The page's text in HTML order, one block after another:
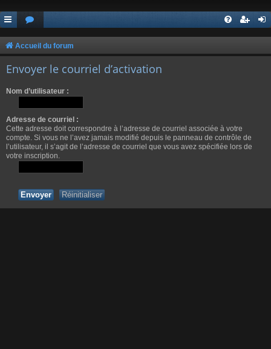
Accueil du forum
Envoyer le courriel d’activation
Nom d’utilisateur :
Adresse de courriel :
Cette adresse doit correspondre à l’adresse de courriel associée à votre
compte. Si vous ne l’avez jamais modifié depuis le panneau de contrôle de
l’utilisateur, il s’agit de l’adresse de courriel que vous avez spécifiée lors de
votre inscription.